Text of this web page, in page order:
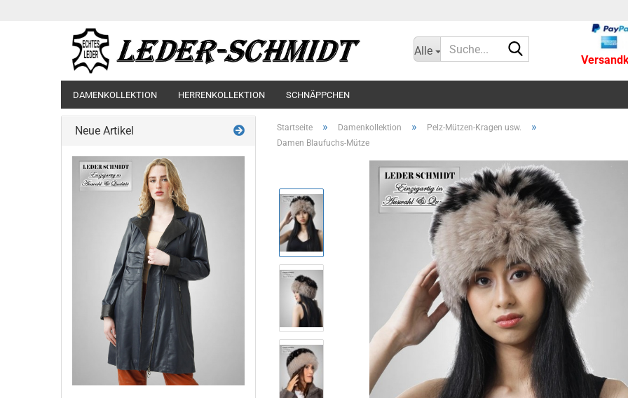
Alle
DAMENKOLLEKTION HERRENKOLLEKTION SCHNÄPPCHEN
Startseite » Damenkollektion » Pelz-Mützen-Kragen usw. »
Damen Blaufuchs-Mütze
Neue Artikel